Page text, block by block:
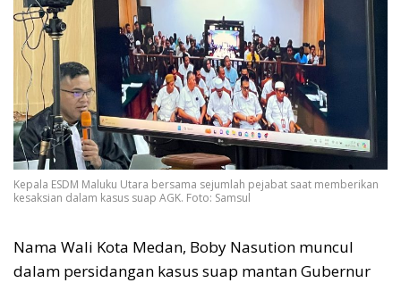
Kepala ESDM Maluku Utara bersama sejumlah pejabat saat memberikan
kesaksian dalam kasus suap AGK. Foto: Samsul
Nama Wali Kota Medan, Boby Nasution muncul
dalam persidangan kasus suap mantan Gubernur